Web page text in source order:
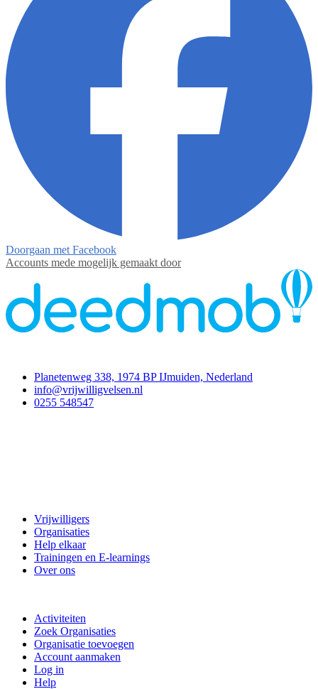
Doorgaan met Facebook
Accounts mede mogelijk gemaakt door
Planetenweg 338, 1974 BP IJmuiden, Nederland
info@vrijwilligvelsen.nl
0255 548547
Vrijwilligers
Organisaties
Help elkaar
Trainingen en E-learnings
Over ons
Activiteiten
Zoek Organisaties
Organisatie toevoegen
Account aanmaken
Log in
Help